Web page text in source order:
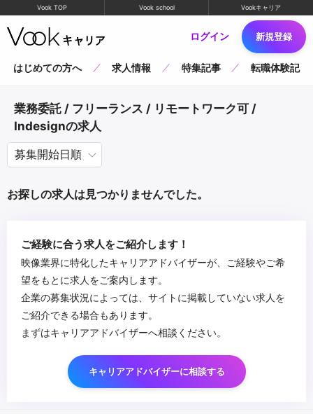
Vook TOP Vook school Vookキャリア
ログイン 新規登録
はじめての方へ 求人情報 特集記事 転職体験記
業務委託 / フリーランス / リモートワーク可 /
Indesignの求人
お探しの求人は見つかりませんでした。
ご経験に合う求人をご紹介します！
映像業界に特化したキャリアアドバイザーが、ご経験やご希
望をもとに求人をご案内します。
企業の募集状況によっては、サイトに掲載していない求人を
ご紹介できる場合もあります。
まずはキャリアアドバイザーへ相談ください。
キャリアアドバイザーに相談する